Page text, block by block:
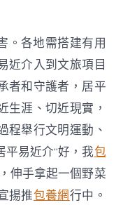
。各地需搭建有用
近介入到文旅項目
者和守護者，居平
生涯、切近現實，
程舉行文明運動、
易近介“好，我包
伸手拿起一個野菜
揚推包養網行中。